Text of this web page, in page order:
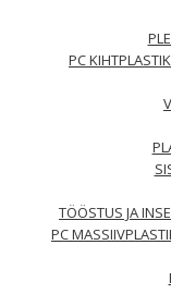
PC
TÖÖSTUS JA
PC